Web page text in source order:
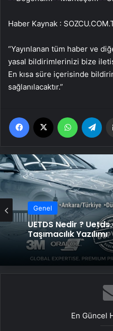
Haber Kaynak :
“Yayınlanan tüm haber ve
yasal bildirimlerinizi bize
En kısa süre içerisinde
sağlanılacaktır.”
Facebook WhatsApp
Genel
UETDS Nedir ?
Taşımacılık Yazılımı
Genel
4 Omuz Çatı
En Güncel